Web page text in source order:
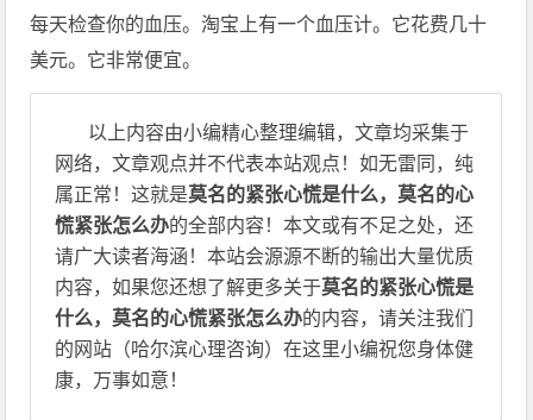
每天检查你的血压。淘宝上有一个血压计。它花费几十
美元。它非常便宜。
以上内容由小编精心整理编辑，文章均采集于
网络，文章观点并不代表本站观点！如无雷同，纯
属正常！这就是莫名的紧张心慌是什么，莫名的心
慌紧张怎么办的全部内容！本文或有不足之处，还
请广大读者海涵！本站会源源不断的输出大量优质
内容，如果您还想了解更多关于莫名的紧张心慌是
什么，莫名的心慌紧张怎么办的内容，请关注我们
的网站（哈尔滨心理咨询）在这里小编祝您身体健
康，万事如意！